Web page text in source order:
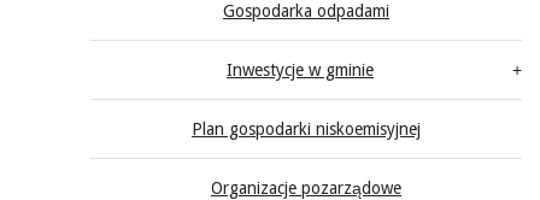
Gospodarka odpadami
Inwestycje w gminie
Plan gospodarki niskoemisyjnej
Organizacje pozarządowe